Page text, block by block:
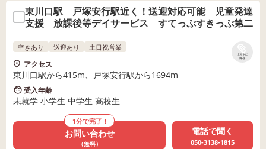
東川口駅 戸塚安行駅近く！送迎対応可能 児童発達
支援 放課後等デイサービス すてっぷすきっぷ第二
リストに
保存
空きあり 送迎あり 土日祝営業
アクセス
東川口駅から415m、戸塚安行駅から1694m
受入年齢
未就学 小学生 中学生 高校生
1分で完了！
お問い合わせ
（無料）
電話で聞く
050-3138-1815